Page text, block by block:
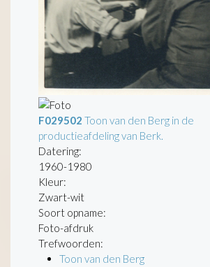
F029502 Toon van den Berg in de
productieafdeling van Berk.
Datering:
1960-1980
Kleur:
Zwart-wit
Soort opname:
Foto-afdruk
Trefwoorden:
Toon van den Berg